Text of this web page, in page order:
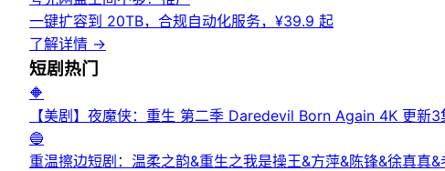
一键扩容到 20TB，合规自动化服务，¥39.9 起
了解详情 →
短剧 热门
🔶
【美剧】夜魔侠：重生 第二季 Daredevil Born Again 4K 更新3
🔵
重温擦边短剧：温柔之韵&重生之我是操王&方萍&陈锋&徐真真